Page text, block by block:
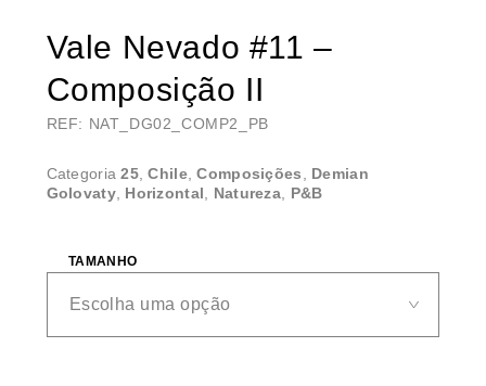
Vale Nevado #11 –
Composição II
REF: NAT_DG02_COMP2_PB
Categoria25,Chile,Composições
Demian
Golovaty, Horizontal Natureza, P&B
TAMANHO